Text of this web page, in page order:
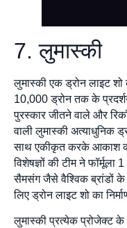
7. लुमास्की
लुमास्की एक ड्रोन लाइट शो
10,000 ड्रोन तक के
पुरस्कार जीतने वाले और
वाली लुमास्की अत्याधुनिक
साथ एकीकृत करके आकाश
विशेषज्ञों की टीम ने
सैमसंग जैसे वैश्विक ब्रांडों
लिए ड्रोन लाइट शो का
लुमास्की प्रत्येक प्रोजेक्ट के